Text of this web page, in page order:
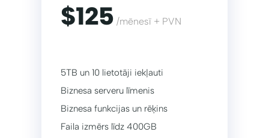
$125 /mēnesī + PVN
5TB un 10 lietotāji iekļauti
Biznesa serveru līmenis
Biznesa funkcijas un rēķins
Faila izmērs līdz 400GB